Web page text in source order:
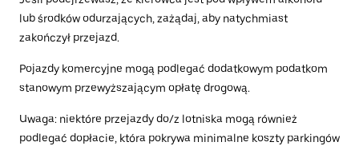
lub środków odurzających, zażądaj, aby natychmiast
zakończył przejazd.
Pojazdy komercyjne mogą podlegać dodatkowym podatkom
stanowym przewyższającym opłatę drogową.
Uwaga: niektóre przejazdy do/z lotniska mogą również
podlegać dopłacie, która pokrywa minimalne koszty parkingów